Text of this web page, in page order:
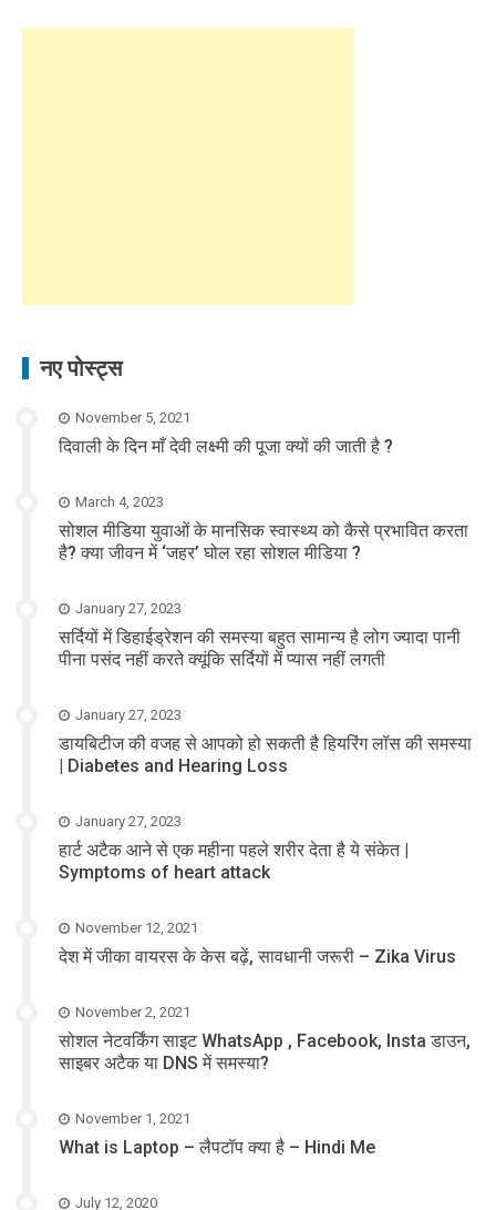
नए पोस्ट्स
November 5, 2021
दिवाली के दिन माँ देवी लक्ष्मी की पूजा क्यों की जाती है ?
March 4, 2023
सोशल मीडिया युवाओं के मानसिक स्वास्थ्य को कैसे प्रभावित करता
है? क्या जीवन में ‘जहर’ घोल रहा सोशल मीडिया ?
January 27, 2023
सर्दियों में डिहाईड्रेशन की समस्या बहुत सामान्य है लोग ज्यादा पानी
पीना पसंद नहीं करते क्यूंकि सर्दियों में प्यास नहीं लगती
January 27, 2023
डायबिटीज की वजह से आपको हो सकती है हियरिंग लॉस की समस्या
| Diabetes and Hearing Loss
January 27, 2023
हार्ट अटैक आने से एक महीना पहले शरीर देता है ये संकेत |
Symptoms of heart attack
November 12, 2021
देश में जीका वायरस के केस बढ़ें, सावधानी जरूरी – Zika Virus
November 2, 2021
सोशल नेटवर्किंग साइट WhatsApp , Facebook, Insta डाउन,
साइबर अटैक या DNS में समस्या?
November 1, 2021
What is Laptop – लैपटॉप क्या है – Hindi Me
July 12, 2020